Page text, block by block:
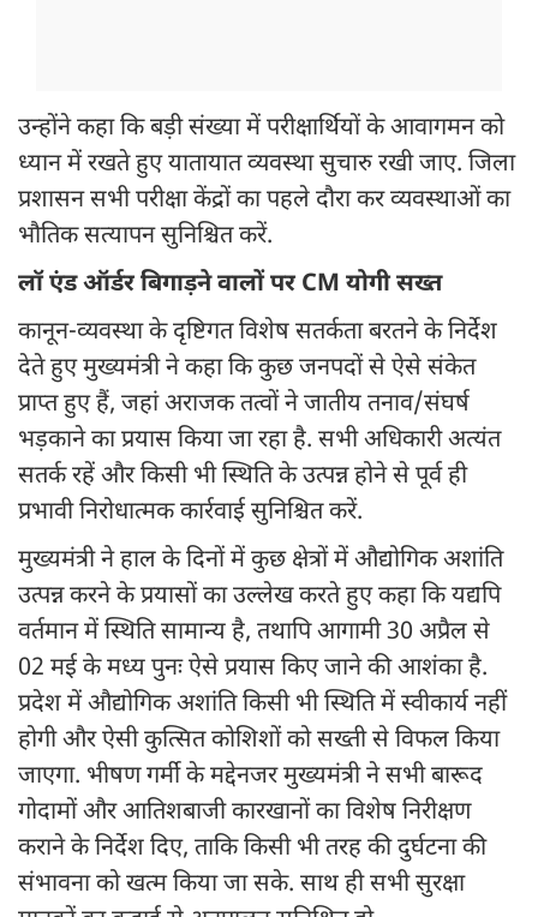
उन्होंने कहा कि बड़ी संख्या में परीक्षार्थियों के आवागमन को
ध्यान में रखते हुए यातायात व्यवस्था सुचारु रखी जाए. जिला
प्रशासन सभी परीक्षा केंद्रों का पहले दौरा कर व्यवस्थाओं का
भौतिक सत्यापन सुनिश्चित करें.
लॉ एंड ऑर्डर बिगाड़ने वालों पर CM योगी सख्त
कानून-व्यवस्था के दृष्टिगत विशेष सतर्कता बरतने के निर्देश
देते हुए मुख्यमंत्री ने कहा कि कुछ जनपदों से ऐसे संकेत
प्राप्त हुए हैं, जहां अराजक तत्वों ने जातीय तनाव/संघर्ष
भड़काने का प्रयास किया जा रहा है. सभी अधिकारी अत्यंत
सतर्क रहें और किसी भी स्थिति के उत्पन्न होने से पूर्व ही
प्रभावी निरोधात्मक कार्रवाई सुनिश्चित करें.
मुख्यमंत्री ने हाल के दिनों में कुछ क्षेत्रों में औद्योगिक अशांति
उत्पन्न करने के प्रयासों का उल्लेख करते हुए कहा कि यद्यपि
वर्तमान में स्थिति सामान्य है, तथापि आगामी 30 अप्रैल से
02 मई के मध्य पुनः ऐसे प्रयास किए जाने की आशंका है.
प्रदेश में औद्योगिक अशांति किसी भी स्थिति में स्वीकार्य नहीं
होगी और ऐसी कुत्सित कोशिशों को सख्ती से विफल किया
जाएगा. भीषण गर्मी के मद्देनजर मुख्यमंत्री ने सभी बारूद
गोदामों और आतिशबाजी कारखानों का विशेष निरीक्षण
कराने के निर्देश दिए, ताकि किसी भी तरह की दुर्घटना की
संभावना को खत्म किया जा सके. साथ ही सभी सुरक्षा